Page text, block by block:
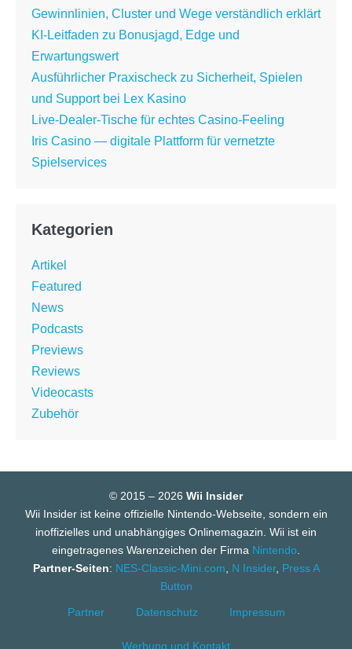
Gewinnlinien, Cluster und Wege verständlich erklärt
KI-Leitfaden zu Bonusjagd, Edge und
Erwartungswert
Ausführlicher Praxischeck zu Sicherheit, Spielen
und Support bei Lex Kasino
Live-Dealer-Tische für echtes Casino-Feeling
Iris Casino — digitale Plattform für vernetzte
Spielservices
Kategorien
Artikel
Featured
News
Podcasts
Previews
Reviews
Videocasts
Zubehör
© 2015 – 2026 Wii Insider
Wii Insider ist keine offizielle Nintendo-Webseite, sondern ein
inoffizielles und unabhängiges Onlinemagazin. Wii ist ein
eingetragenes Warenzeichen der Firma Nintendo
Partner-Seiten: NES-Classic-Mini.com N Insider, Press A
Button
Partner Datenschutz Impressum
Werbung und Kontakt